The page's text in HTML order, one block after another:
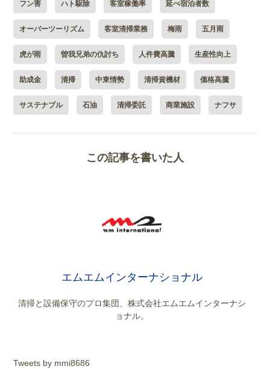
フン害 ハト駆除 客室稼働率 延べ宿泊者数
オーバーツーリズム 客室清掃業務 梅雨 五月雨
虎が雨 曽我兄弟の仇討ち 人件費高騰 生産性向上
助成金 清掃 中東情勢 清掃資機材 価格高騰
サステナブル 石油 清掃委託 商業施設 ナフサ
この記事を書いた人
エムエムインターナショナル
清掃と設備保守のプロ集団、株式会社エムエムインターナシ
ョナル。
Tweets by mmi8686